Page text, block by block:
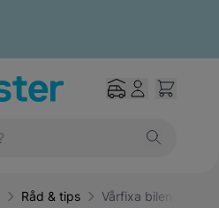
Råd & tips Vårfixa bilen efter